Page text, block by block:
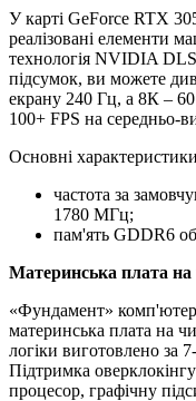
У карті GeForce RTX
реалізовані елементи
технологія NVIDIA
підсумок, ви можете
екрану 240 Гц, а 8К –
100+ FPS на середньо-
Основні
частота за
1780 МГц;
пам'ять GDDR6
Материнська плата на
«Фундамент»
материнська плата на
логіки виготовлено за
Підтримка
процесор, графічну